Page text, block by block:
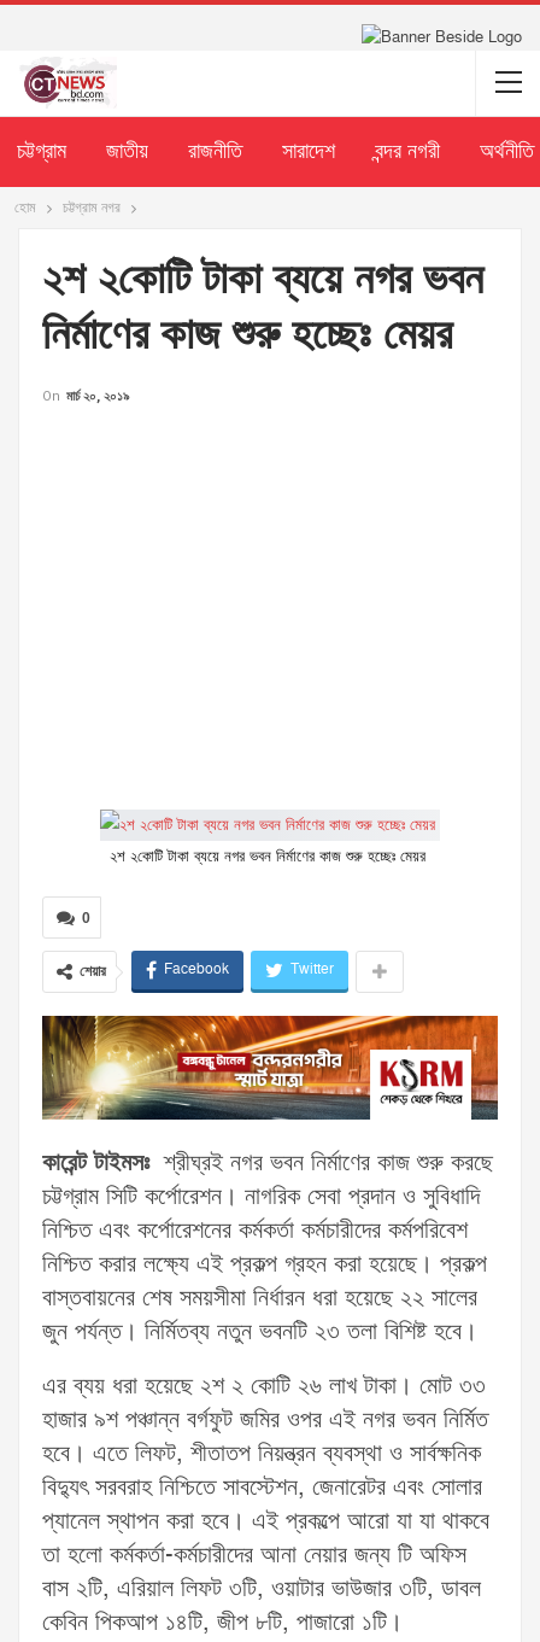
চট্টগ্রাম জাতীয় রাজনীতি সারাদেশ বন্দর নগরী অর্থনীতি
হোম চট্টগ্রাম নগর
২শ ২কোটি টাকা ব্যয়ে নগর ভবন
নির্মাণের কাজ শুরু হচ্ছেঃ মেয়র
On মার্চ ২০, ২০১৯
২শ ২কোটি টাকা ব্যয়ে নগর ভবন নির্মাণের কাজ শুরু হচ্ছেঃ মেয়র
0
শেয়ার Facebook Twitter
কারেন্ট টাইমসঃশ্রীঘ্রই নগর ভবন নির্মাণের কাজ শুরু করছে
চট্টগ্রাম সিটি কর্পোরেশন। নাগরিক সেবা প্রদান ও সুবিধাদি
নিশ্চিত এবং কর্পোরেশনের কর্মকর্তা কর্মচারীদের কর্মপরিবেশ
নিশ্চিত করার লক্ষ্যে এই প্রকল্প গ্রহন করা হয়েছে। প্রকল্প
বাস্তবায়নের শেষ সময়সীমা নির্ধারন ধরা হয়েছে ২২ সালের
জুন পর্যন্ত। নির্মিতব্য নতুন ভবনটি ২৩ তলা বিশিষ্ট হবে।
এর ব্যয় ধরা হয়েছে ২শ ২ কোটি ২৬ লাখ টাকা। মোট ৩৩
হাজার ৯শ পঞ্চান্ন বর্গফুট জমির ওপর এই নগর ভবন নির্মিত
হবে। এতে লিফট, শীতাতপ নিয়ন্ত্রন ব্যবস্থা ও সার্বক্ষনিক
বিদ্যুৎ সরবরাহ নিশ্চিতে সাবস্টেশন, জেনারেটর এবং সোলার
প্যানেল স্থাপন করা হবে। এই প্রকল্পে আরো যা যা থাকবে
তা হলো কর্মকর্তা-কর্মচারীদের আনা নেয়ার জন্য টি অফিস
বাস ২টি, এরিয়াল লিফট ৩টি, ওয়াটার ভাউজার ৩টি, ডাবল
কেবিন পিকআপ ১৪টি, জীপ ৮টি, পাজারো ১টি।